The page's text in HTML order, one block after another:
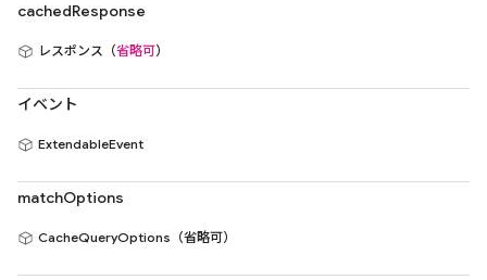
cachedResponse
レスポンス（省略可）
イベント
ExtendableEvent
matchOptions
CacheQueryOptions（省略可）